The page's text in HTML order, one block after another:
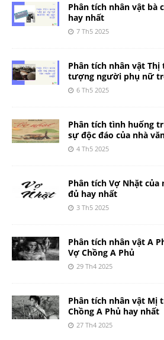
Phân tích nhân vật bà
hay nhất
7 Th5 2025
Phân tích nhân vật
tượng người phụ nữ
6 Th5 2025
Phân tích tình huống
sự độc đáo của nhà
4 Th5 2025
Phân tích Vợ Nhặt của
đủ hay nhất
3 Th5 2025
Phân tích nhân vật A
Vợ Chồng A Phủ
29 Th4 2025
Phân tích nhân vật Mị
Chồng A Phủ hay nhất
27 Th4 2025